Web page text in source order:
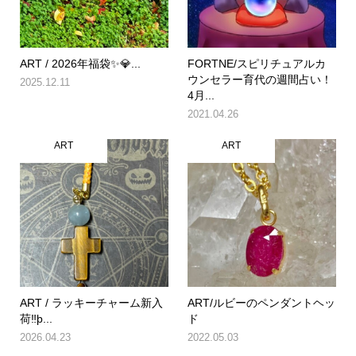
ART / 2026年福袋✨💎...
2025.12.11
FORTNE/スピリチュアルカ
ウンセラー育代の週間占い！
4月...
2021.04.26
ART
ART / ラッキーチャーム新入
荷‼þ...
2026.04.23
ART
ART/ルビーのペンダントヘッ
ド
2022.05.03